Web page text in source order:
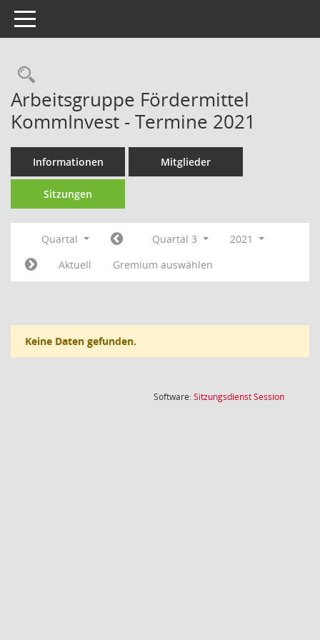
Toggle navigation
Rechercheauswahl
Arbeitsgruppe Fördermittel
KommInvest - Termine 2021
Informationen Mitglieder
Sitzungen
Quartal Quartal 3
2021
Aktuell
Gremium auswählen
Keine Daten gefunden.
Software:SitzungsdienstSession(Wird in